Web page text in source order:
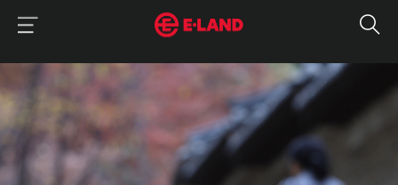
매거진 상세보기